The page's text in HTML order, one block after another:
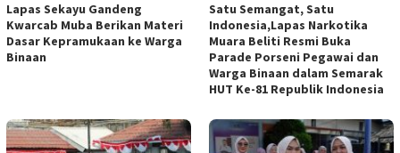
Lapas Sekayu Gandeng
Kwarcab Muba Berikan Materi
Dasar Kepramukaan ke Warga
Binaan
Satu Semangat, Satu
Indonesia,Lapas Narkotika
Muara Beliti Resmi Buka
Parade Porseni Pegawai dan
Warga Binaan dalam Semarak
HUT Ke-81 Republik Indonesia